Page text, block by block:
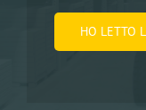
HO LETTO